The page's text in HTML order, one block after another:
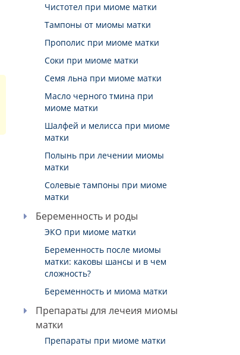
Чистотел при миоме матки
Тампоны от миомы матки
Прополис при миоме матки
Соки при миоме матки
Семя льна при миоме матки
Масло черного тмина при
миоме матки
Шалфей и мелисса при миоме
матки
Полынь при лечении миомы
матки
Солевые тампоны при миоме
матки
Беременность и роды
ЭКО при миоме матки
Беременность после миомы
матки: каковы шансы и в чем
сложность?
Беременность и миома матки
Препараты для лечеия миомы
матки
Препараты при миоме матки